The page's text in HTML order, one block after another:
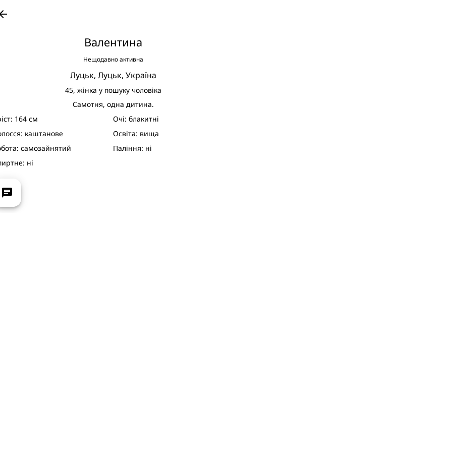
Валентина
Нещодавно активна
Луцьк, Луцьк, Україна
45, жінка у пошуку чоловіка
Самотня, одна дитина.
164 см Очі: блакитні
каштанове Освіта: вища
самозайнятий Паління: ні
ні
chat